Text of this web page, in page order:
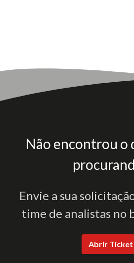
Não encontrou o
Envie a sua
time de analistas no
Abrir Ticket